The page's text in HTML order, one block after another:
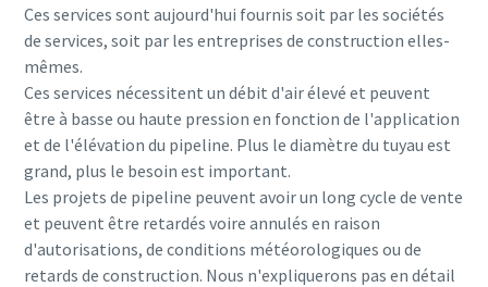
Ces services sont aujourd'hui fournis soit par les sociétés
de services, soit par les entreprises de construction elles-
mêmes.
Ces services nécessitent un débit d'air élevé et peuvent
être à basse ou haute pression en fonction de l'application
et de l'élévation du pipeline. Plus le diamètre du tuyau est
grand, plus le besoin est important.
Les projets de pipeline peuvent avoir un long cycle de vente
et peuvent être retardés voire annulés en raison
d'autorisations, de conditions météorologiques ou de
retards de construction. Nous n'expliquerons pas en détail